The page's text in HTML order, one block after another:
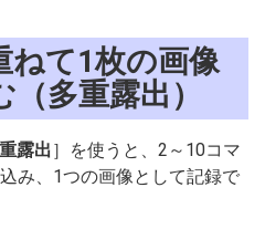
ねて1枚の画像
多重露出）
露出］を使うと、2～10コマ
み、1つの画像として記録で